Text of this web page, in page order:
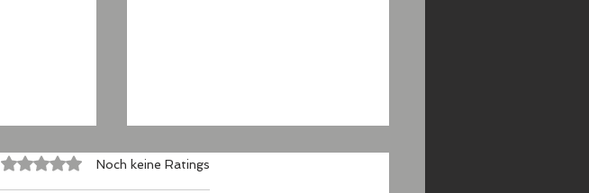
Mit 0 von 5 Sternen bewertet.
Noch keine Ratings